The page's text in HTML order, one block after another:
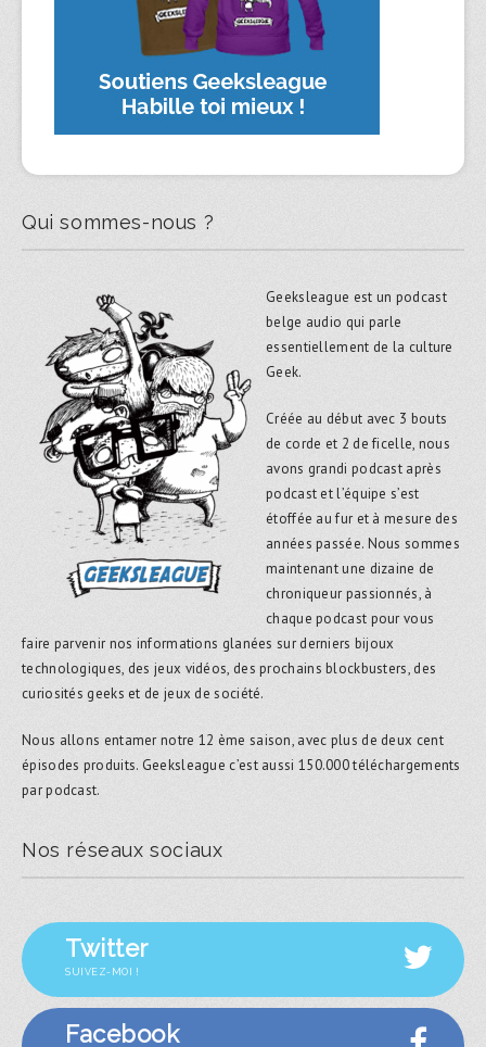
Qui sommes-nous ?
Geeksleague est un podcast
belge audio qui parle
essentiellement de la culture
Geek.
Créée au début avec 3 bouts
de corde et 2 de ficelle, nous
avons grandi podcast après
podcast et l’équipe s’est
étoffée au fur et à mesure des
années passée. Nous sommes
maintenant une dizaine de
chroniqueur passionnés, à
chaque podcast pour vous
faire parvenir nos informations glanées sur derniers bijoux
technologiques, des jeux vidéos, des prochains blockbusters, des
curiosités geeks et de jeux de société.
Nous allons entamer notre 12 ème saison, avec plus de deux cent
épisodes produits. Geeksleague c’est aussi 150.000 téléchargements
par podcast.
Nos réseaux sociaux
Twitter
SUIVEZ-MOI !
Facebook